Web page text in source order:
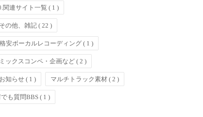
関連サイト一覧 ( 1 )
の他、雑記 ( 22 )
安ボーカルレコーディング ( 1 )
ックスコンペ・企画など ( 2 )
知らせ ( 1 ) マルチトラック素材 ( 2 )
も質問BBS( 1 )